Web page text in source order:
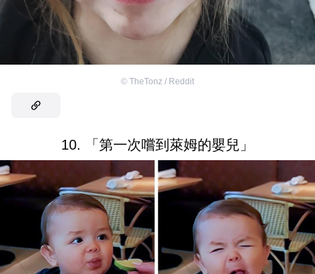
© TheTonz / Reddit
10. 「第一次嚐到萊姆的嬰兒」